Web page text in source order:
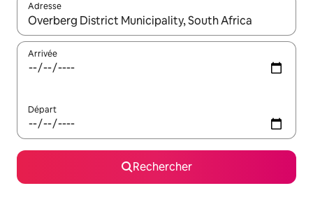
Adresse
Lorsque les résultats s'affichent, utilisez les flèches vers le
Arrivée
Départ
Rechercher